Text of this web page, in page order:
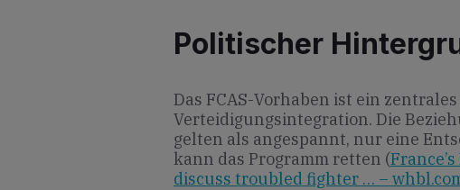
Politischer
Das FCAS-Vorhaben ist ein
Verteidigungsintegration. Die
gelten als angespannt, nur eine
kann das Programm retten (
discuss troubled fighter … –